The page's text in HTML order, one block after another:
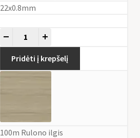
22x0.8mm
Pridėti į krepšelį
100m Rulono ilgis